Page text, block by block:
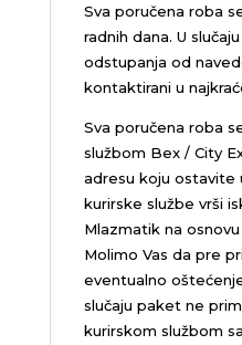
Sva poručena roba
radnih dana. U
odstupanja od
kontaktirani u
Sva poručena roba
službom Bex / City
adresu koju ostavite
kurirske službe vrši
Mlazmatik na
Molimo Vas da pre
eventualno
slučaju paket ne
kurirskom službom